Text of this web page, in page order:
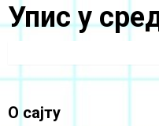
Упис у
O сајту